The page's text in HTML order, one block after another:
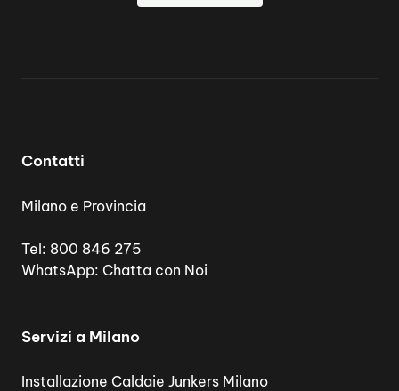
Contatti
Milano e Provincia
Tel: 800 846 275
WhatsApp: Chatta con Noi
Servizi a Milano
Installazione Caldaie Junkers Milano